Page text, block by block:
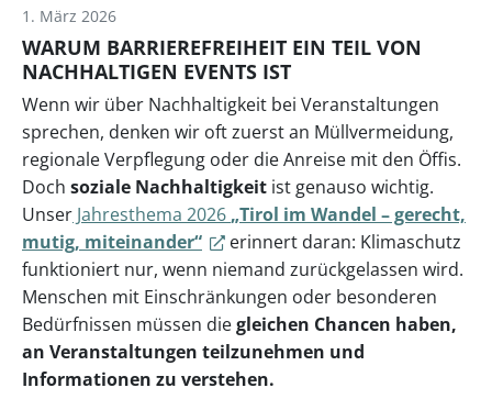
1. März 2026
WARUM BARRIEREFREIHEIT EIN TEIL VON
NACHHALTIGEN EVENTS IST
Wenn wir über Nachhaltigkeit bei Veranstaltungen
sprechen, denken wir oft zuerst an Müllvermeidung,
regionale Verpflegung oder die Anreise mit den Öffis.
Doch soziale Nachhaltigkeit ist genauso wichtig.
Unser Jahresthema 2026 „Tirol im Wandel – gerecht,
mutig, miteinander“
erinnert daran: Klimaschutz
funktioniert nur, wenn niemand zurückgelassen wird.
Menschen mit Einschränkungen oder besonderen
Bedürfnissen müssen diegleichen Chancen haben,
an Veranstaltungen teilzunehmen und
Informationen zu verstehen.